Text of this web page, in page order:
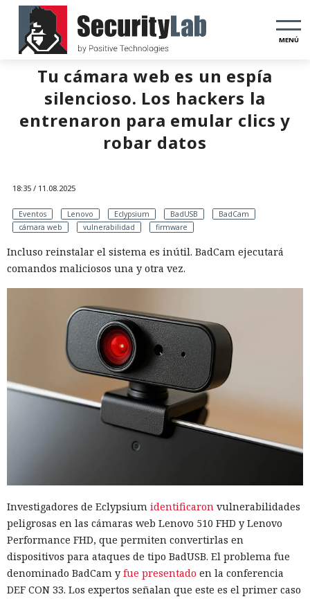
MENÚ
Tu cámara web es un espía
silencioso. Los hackers la
entrenaron para emular clics y
robar datos
18:35 / 11.08.2025
Eventos Lenovo Eclypsium BadUSB
BadCam
cámara web
vulnerabilidad firmware
Incluso reinstalar el sistema es inútil. BadCam ejecutará
comandos maliciosos una y otra vez.
Investigadores de Eclypsium identificaron vulnerabilidades
peligrosas en las cámaras web Lenovo 510 FHD y Lenovo
Performance FHD, que permiten convertirlas en
dispositivos para ataques de tipo BadUSB. El problema fue
denominado BadCam y fue presentado en la conferencia
DEF CON 33. Los expertos señalan que este es el primer caso